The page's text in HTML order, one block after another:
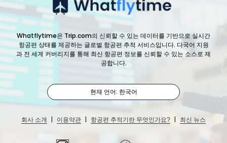
Whatflytime은 Trip.com의 신뢰할 수 있는 데이터를 기반으로 실시간
항공편 상태를 제공하는 글로벌 항공편 추적 서비스입니다. 다국어 지원
과 전 세계 커버리지를 통해 최신 항공편 정보를 신뢰할 수 있는 소스로 제
공합니다.
현재 언어: 한국어
회사 소개 | 이용약관 | 항공편 추적기란 무엇인가요? | 최신 뉴스